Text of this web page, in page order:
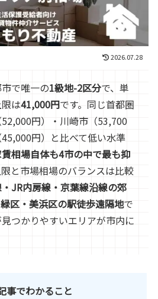
2026.07.28
で唯一の1級地-2区分で、単
は41,000円です。同じ首都圏
円）・川崎市（53,700
円）と比べて低い水準
相場自体も4市の中で最も抑
と市場相場のバランスは比較
JR内房線・京葉線沿線の郊
区・美浜区の駅徒歩遠隔地で
つかりやすいエリアが市内に
事でわかること